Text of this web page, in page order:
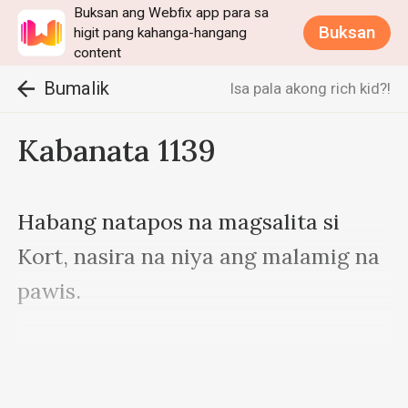
Buksan ang Webfix app para sa
higit pang kahanga-hangang
content
Buksan
Bumalik Isa pala akong rich kid?!
Kabanata 1139
Habang natapos na magsalita si
Kort, nasira na niya ang malamig na
pawis.